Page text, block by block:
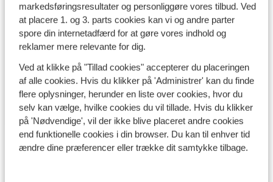
markedsføringsresultater og personliggøre vores tilbud. Ved
at placere 1. og 3. parts cookies kan vi og andre parter
spore din internetadfærd for at gøre vores indhold og
reklamer mere relevante for dig.
Ved at klikke på "Tillad cookies" accepterer du placeringen
af alle cookies. Hvis du klikker på 'Administrer' kan du finde
flere oplysninger, herunder en liste over cookies, hvor du
selv kan vælge, hvilke cookies du vil tillade. Hvis du klikker
på 'Nødvendige', vil der ikke blive placeret andre cookies
end funktionelle cookies i din browser. Du kan til enhver tid
ændre dine præferencer eller trække dit samtykke tilbage.
Oplev magiske El Gouna
Eksklusivt ferieparadis og en unik grøn oase
Læs mere